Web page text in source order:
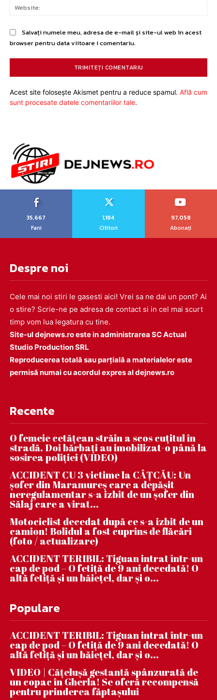
Salvați numele meu, adresa de e-mail și site-ul web în acest
browser pentru data viitoare i comentariu.
Acest site folosește Akismet pentru a reduce spamul. Află cum
sunt procesate datele comentariilor tale.
35,667
Fani
1,184
Cititori
97,058
Abonați
Despre noi
Cele mai noi stiri le gasesti aici! Vrei sa ne dai un pont? Ai
o stire? Scrie-ne pe adresa de contact si in cel mai scurt
timp vom lua legatura cu tine.
Site-ul dejnews.ro este in administrarea SC Actual
Studio Production SRL
Reproducerea totală sau parțială a materialelor este
permisă numai cu acordul expres al dejnews.ro
Recente
O femeie cetățean străin a scos cuțitul în
stradă. Doi bărbați au imobilizat-o până la
sosirea poliției (VIDEO)
ACCIDENT CU 3 victime la CÂȚCĂU: Un
șofer din Maramureș care a depășit
neregulamentar s-a izbit de un șofer din
Sălaj care a virat...
Motociclist decedat după ce s-a izbit de un
camion! Bolidul a fost cuprins de flăcări
(foto / actualizare)
ACCIDENT TERIBIL: Tiguan intrat într-un
cap de pod – O fetiță de 9 ani decedată! O
altă fetiță și un băiețel, dar și o...
Populare
ACCIDENT TERIBIL: Tiguan intrat într-un
cap de pod – O fetiță de 9 ani decedată! O
altă fetiță și un băiețel, dar și o...
VIDEO | Căţeluşă gestantă spânzurată de
un copac în Gherla! Se oferă recompensă
pentru prinderea făptaşului